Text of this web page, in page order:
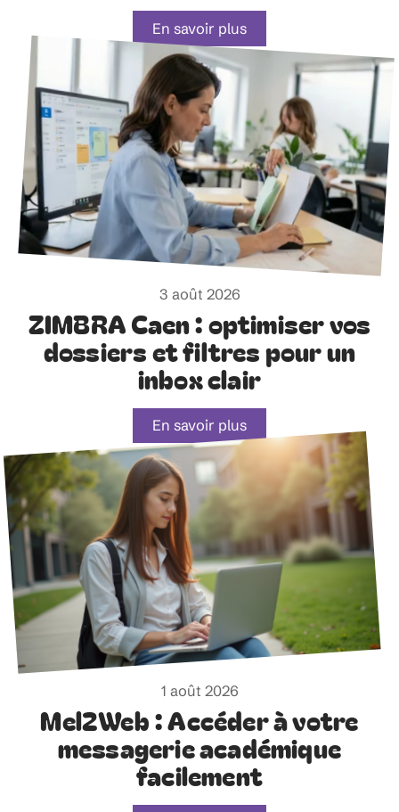
En savoir plus
3 août 2026
ZIMBRA Caen : optimiser vos
dossiers et filtres pour un
inbox clair
En savoir plus
1 août 2026
Mel2Web : Accéder à votre
messagerie académique
facilement